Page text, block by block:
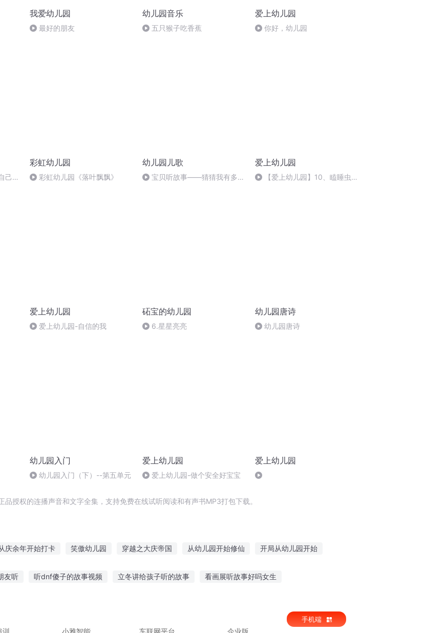
我爱幼儿园
最好的朋友
幼儿园音乐
五只猴子吃香蕉
爱上幼儿园
你好，幼儿园
己吃
彩虹幼儿园
彩虹幼儿园《落叶飘飘》
幼儿园儿歌
宝贝听故事——猜猜我有多爱
爱上幼儿园
【爱上幼儿园】10、瞌睡虫
爱上幼儿园
爱上幼儿园-自信的我
砳宝的幼儿园
6.星星亮亮
幼儿园唐诗
幼儿园唐诗
幼儿园入门
幼儿园入门（下）--第五单元
爱上幼儿园
爱上幼儿园-做个安全好宝宝
爱上幼儿园
授权的连播声音和文字全集，支持免费在线试听阅读和有声书MP3打包下载。
庆余年开始打卡 笑傲幼儿园 穿越之大庆帝国 从幼儿园开始修仙 开局从幼儿园开始
友听 听dnf傻子的故事视频 立冬讲给孩子听的故事 看画展听故事好吗女生
训 小雅智能 车联网平台 企业版
手机端